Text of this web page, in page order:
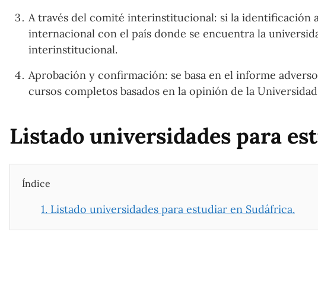
A través del comité interinstitucional: si la identificación
internacional con el país donde se encuentra la
interinstitucional.
Aprobación y confirmación: se basa en el informe
cursos completos basados ​​en la opinión de la
Listado universidades para
Índice
1. Listado universidades para estudiar en Sudáfrica.